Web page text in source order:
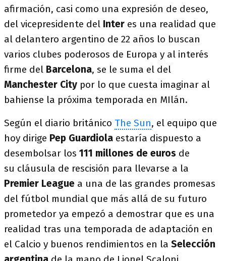
afirmación, casi como una expresión de deseo,
del vicepresidente del Inter es una realidad que
al delantero argentino de 22 años lo buscan
varios clubes poderosos de Europa y al interés
firme del Barcelona, se le suma el del
Manchester City por lo que cuesta imaginar al
bahiense la próxima temporada en MIlán.
Según el diario británico The Sun, el equipo que
hoy dirige Pep Guardiola estaría dispuesto a
desembolsar los 111 millones de euros de
su cláusula de rescisión para llevarse a la
Premier League a una de las grandes promesas
del fútbol mundial que más allá de su futuro
prometedor ya empezó a demostrar que es una
realidad tras una temporada de adaptación en
el Calcio y buenos rendimientos en la Selección